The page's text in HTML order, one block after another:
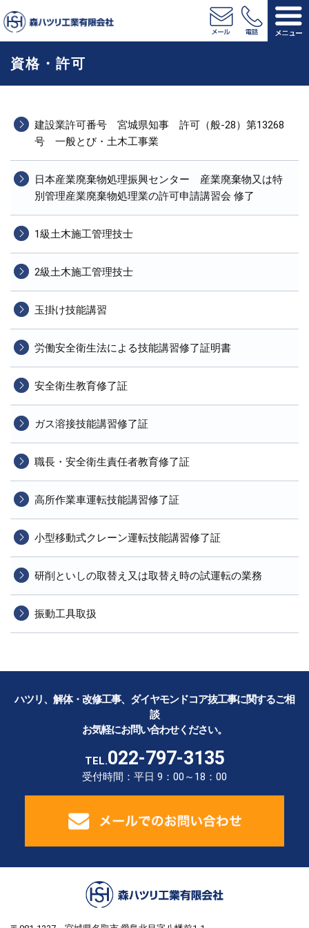
森ハツリ
工業
資格・許可
建設業許可番号 宮城県知事 許可（般-28）第13268
号 一般とび・土木工事業
日本産業廃棄物処理振興センター 産業廃棄物又は特
別管理産業廃棄物処理業の許可申請講習会 修了
1級土木施工管理技士
2級土木施工管理技士
玉掛け技能講習
労働安全衛生法による技能講習修了証明書
安全衛生教育修了証
ガス溶接技能講習修了証
職長・安全衛生責任者教育修了証
高所作業車運転技能講習修了証
小型移動式クレーン運転技能講習修了証
研削といしの取替え又は取替え時の試運転の業務
振動工具取扱
ハツリ、解体・改修工事、ダイヤモンドコア抜工事に関するご相
談
お気軽にお問い合わせください。
TEL.022-797-3135
受付時間：平日 9：00～18：00